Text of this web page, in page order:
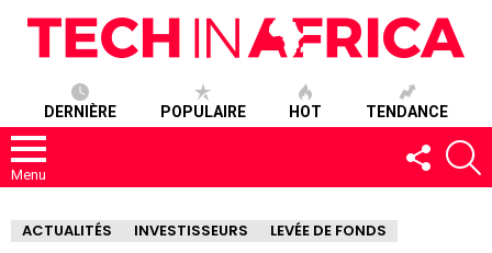
DERNIÈRE POPULAIRE HOT TENDANCE
Menu
SUIVEZ-
NOUS
ACTUALITÉS INVESTISSEURS LEVÉE DE FONDS